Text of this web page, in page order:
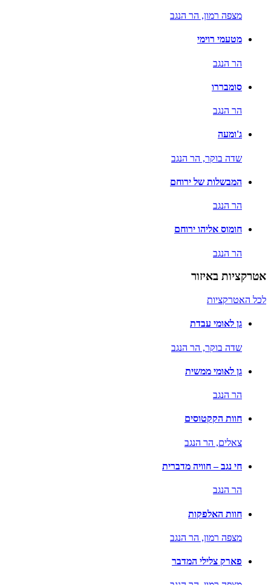
מצפה רמון, הר הנגב
מטעמי רוימי
הר הנגב
סומבררו
הר הנגב
ג'ומעה
שדה בוקר, הר הנגב
המבשלות של ירוחם
הר הנגב
חומוס אליהו ירוחם
הר הנגב
אטרקציות באיזור
לכל האטרקציות
גן לאומי עבדת
שדה בוקר, הר הנגב
גן לאומי ממשית
הר הנגב
חוות הקקטוסים
צאלים, הר הנגב
חי נגב – חוויה מדברית
הר הנגב
חוות האלפקות
מצפה רמון, הר הנגב
פארק צלילי המדבר